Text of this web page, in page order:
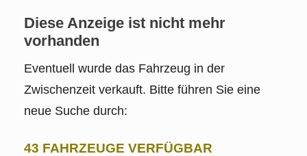
Diese Anzeige ist nicht mehr
vorhanden
Eventuell wurde das Fahrzeug in der
Zwischenzeit verkauft. Bitte führen Sie eine
neue Suche durch:
43 FAHRZEUGE VERFÜGBAR